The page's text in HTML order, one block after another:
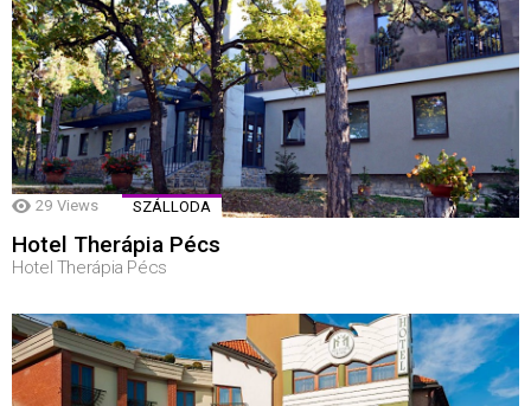
29 Views SZÁLLODA
Hotel Therápia Pécs
Hotel Therápia Pécs